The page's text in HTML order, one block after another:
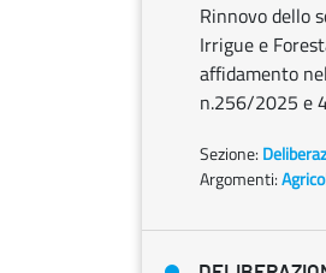
Rinnovo dello
Irrigue e
affidamento
n.256/2025 e
Sezione:
Argomenti: